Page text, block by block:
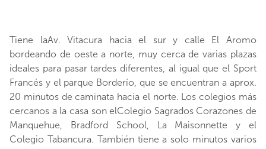
Tiene laAv. Vitacura hacia el sur y calle El Aromo
bordeando de oeste a norte, muy cerca de varias plazas
ideales para pasar tardes diferentes, al igual que el Sport
Francés y el parque Borderío, que se encuentran a aprox.
20 minutos de caminata hacia el norte. Los colegios más
cercanos a la casa son elColegio Sagrados Corazones de
Manquehue, Bradford School, La Maisonnette y el
Colegio Tabancura. También tiene a solo minutos varios